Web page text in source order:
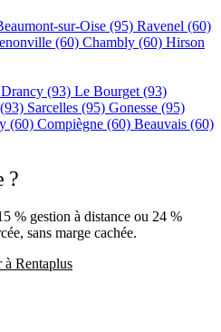
sur-Oise (95) Ravenel (60)
(60) Chambly (60) Hirson
Drancy (93) Le Bourget (93)
(93) Sarcelles (95) Gonesse (95)
(60) Compiègne (60) Beauvais (60)
?
% gestion à distance ou 24 %
sans marge cachée.
à Rentaplus